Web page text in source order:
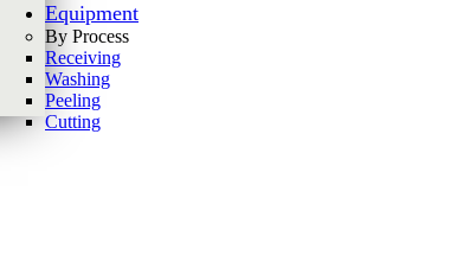
Equipment
By Process
Receiving
Washing
Peeling
Cutting